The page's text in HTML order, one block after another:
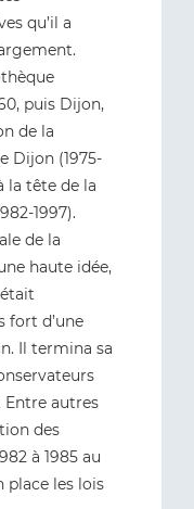
qu’il a
puis Dijon,
de la
Dijon (1975-
la tête de la
1997).
de la
haute idée,
fort d’une
Il termina sa
Entre autres
des
à 1985 au
les lois